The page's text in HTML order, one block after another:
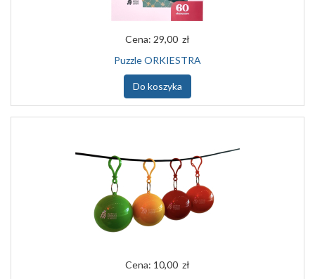
Cena: 29,00 zł
Puzzle ORKIESTRA
Do koszyka
Cena: 10,00 zł